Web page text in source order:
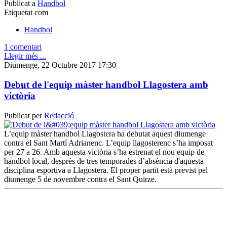
Publicat a Handbol
Etiquetat com
Handbol
1 comentari
Llegir més ...
Diumenge, 22 Octubre 2017 17:30
Debut de l'equip màster handbol Llagostera amb
victòria
Publicat perRedacció
L’equip màster handbol Llagostera ha debutat aquest diumenge
contra el Sant Martí Adrianenc. L’equip llagosterenc s’ha imposat
per 27 a 26. Amb aquesta victòria s’ha estrenat el nou equip de
handbol local, després de tres temporades d’absència d'aquesta
disciplina esportiva a Llagostera. El proper partit està previst pel
diumenge 5 de novembre contra el Sant Quirze.